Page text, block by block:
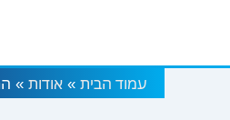
עמוד הבית » אודות »